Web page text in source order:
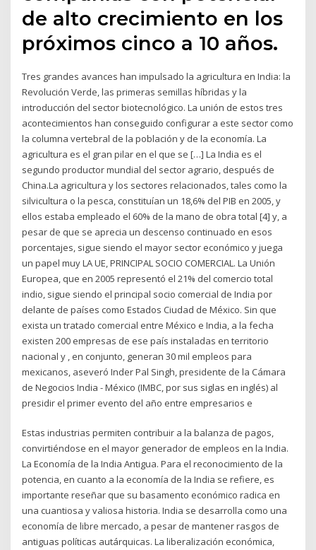
de alto crecimiento en los
próximos cinco a 10 años.
Tres grandes avances han impulsado la agricultura en India: la
Revolución Verde, las primeras semillas híbridas y la
introducción del sector biotecnológico. La unión de estos tres
acontecimientos han conseguido configurar a este sector como
la columna vertebral de la población y de la economía. La
agricultura es el gran pilar en el que se […] La India es el
segundo productor mundial del sector agrario, después de
China.La agricultura y los sectores relacionados, tales como la
silvicultura o la pesca, constituían un 18,6% del PIB en 2005, y
ellos estaba empleado el 60% de la mano de obra total [4] y, a
pesar de que se aprecia un descenso continuado en esos
porcentajes, sigue siendo el mayor sector económico y juega
un papel muy LA UE, PRINCIPAL SOCIO COMERCIAL. La Unión
Europea, que en 2005 representó el 21% del comercio total
indio, sigue siendo el principal socio comercial de India por
delante de países como Estados Ciudad de México. Sin que
exista un tratado comercial entre México e India, a la fecha
existen 200 empresas de ese país instaladas en territorio
nacional y , en conjunto, generan 30 mil empleos para
mexicanos, aseveró Inder Pal Singh, presidente de la Cámara
de Negocios India - México (IMBC, por sus siglas en inglés) al
presidir el primer evento del año entre empresarios e
Estas industrias permiten contribuir a la balanza de pagos,
convirtiéndose en el mayor generador de empleos en la India.
La Economía de la India Antigua. Para el reconocimiento de la
potencia, en cuanto a la economía de la India se refiere, es
importante reseñar que su basamento económico radica en
una cuantiosa y valiosa historia. India se desarrolla como una
economía de libre mercado, a pesar de mantener rasgos de
antiguas políticas autárquicas. La liberalización económica,